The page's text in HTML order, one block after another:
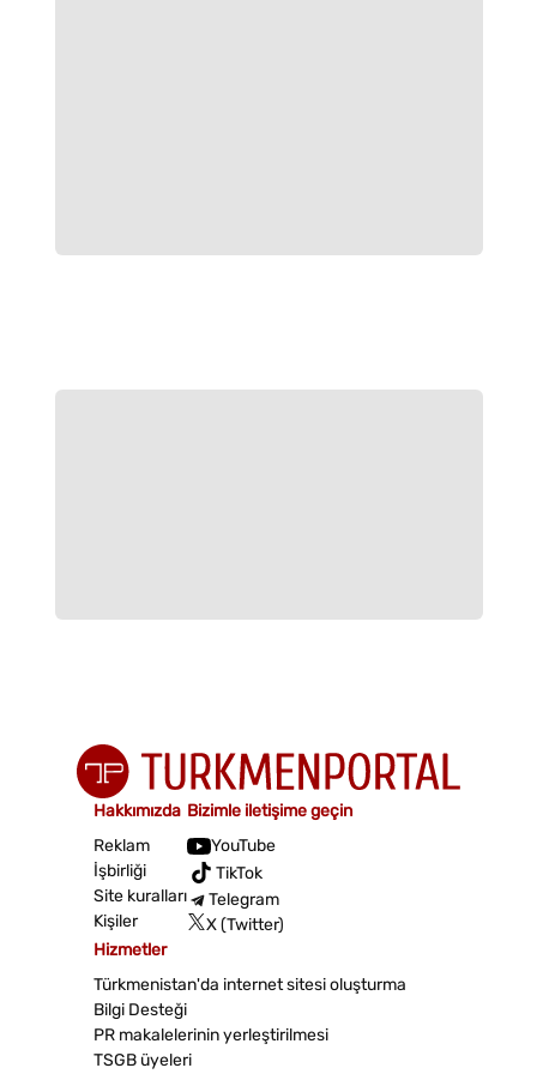
Hakkımızda
Reklam
İşbirliği
Site kuralları
Kişiler
Bizimle iletişime geçin
YouTube
TikTok
Telegram
X (Twitter)
Hizmetler
Türkmenistan'da internet sitesi oluşturma
Bilgi Desteği
PR makalelerinin yerleştirilmesi
TSGB üyeleri